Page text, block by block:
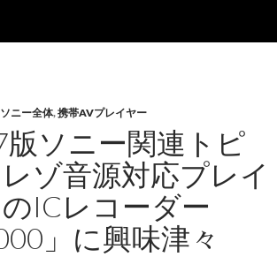
ソニー全体,携帯AVプレイヤー
ソニー関連トピ
ゾ音源対応プレイ
ICレコーダー
」に興味津々